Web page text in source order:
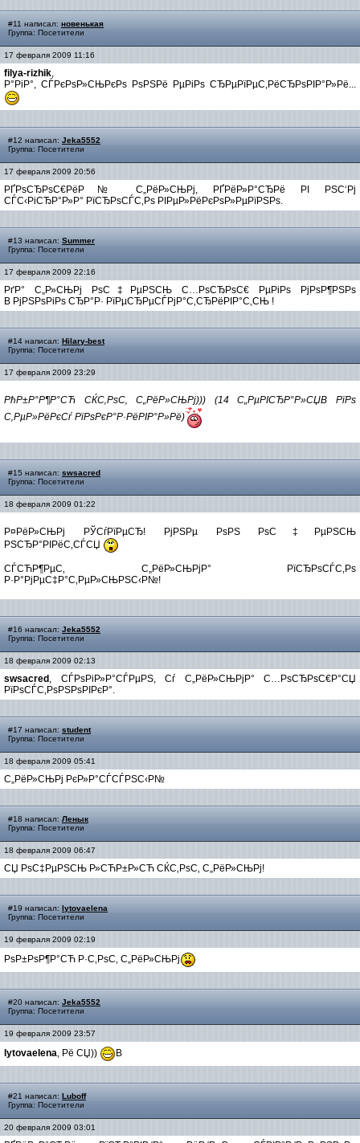
#11 написал: новенькая
Группа: Посетители
17 февраля 2009 11:16
filya-rizhik,
Р°РіР°, СЃРєРѕР»СЊРєРѕ РѕРЅРё РµРіРѕ СЂРµРїРµС‚РёСЂРѕРІР°Р»Рё...
#12 написал: Jeka5552
Группа: Посетители
17 февраля 2009 20:56
РҐРѕСЂРѕС€РёР№ С„РёР»СЊРј, РҐРёР»Р°СЂРё РІ РЅС‘Рј
СЃС‹РіСЂР°Р»Р° РїСЂРѕСЃС‚Рѕ РІРµР»РёРєРѕР»РµРїРЅРѕ.
#13 написал: Summer
Группа: Посетители
17 февраля 2009 22:16
РґР° С„Р»СЊРј РѕС‡РµРЅСЊ С…РѕСЂРѕС€ РµРіРѕ РјРѕР¶РЅРѕ
В РјРЅРѕРіРѕ СЂР°Р· РїРµСЂРµСЃРјР°С‚СЂРёРІР°С‚СЊ !
#14 написал: Hilary-best
Группа: Посетители
17 февраля 2009 23:29
РћР±Р°Р¶Р°СЋ СЌС‚РѕС‚ С„РёР»СЊРј))) (14 С„РµРІСЂР°Р»СЏВ РїРѕ
С‚РµР»РёРєСѓ РїРѕРєР°Р·РёРІР°Р»Рё)
#15 написал: swsacred
Группа: Посетители
18 февраля 2009 01:22
Р¤РёР»СЊРј РЎСѓРїРµСЂ! РјРЅРµ РѕРЅ РѕС‡РµРЅСЊ
РЅСЂР°РІРёС‚СЃСЏ
СЃСЋР¶РµС‚ С„РёР»СЊРјР° РїСЂРѕСЃС‚Рѕ
Р·Р°РјРµС‡Р°С‚РµР»СЊРЅС‹Р№!
#16 написал: Jeka5552
Группа: Посетители
18 февраля 2009 02:13
swsacred , СЃРѕРіР»Р°СЃРµРЅ, Сѓ С„РёР»СЊРјР° С…РѕСЂРѕС€Р°СЏ
РїРѕСЃС‚РѕРЅРѕРІРєР°.
#17 написал: student
Группа: Посетители
18 февраля 2009 05:41
С„РёР»СЊРј РєР»Р°СЃСЃРЅС‹Р№
#18 написал: Ленык
Группа: Посетители
18 февраля 2009 06:47
СЏ РѕС‡РµРЅСЊ Р»СЋР±Р»СЋ СЌС‚РѕС‚ С„РёР»СЊРј!
#19 написал: lytovaelena
Группа: Посетители
19 февраля 2009 02:19
РѕР±РѕР¶Р°СЋ Р·С‚РѕС‚ С„РёР»СЊРј
#20 написал: Jeka5552
Группа: Посетители
19 февраля 2009 23:57
lytovaelena, Рё СЏ)) В
#21 написал: Luboff
Группа: Посетители
20 февраля 2009 03:01